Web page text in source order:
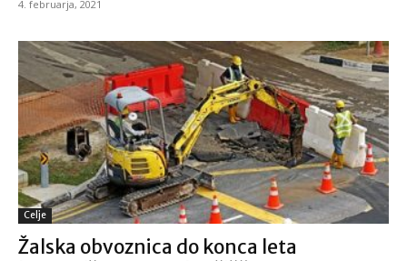
4. februarja, 2021
Celje
Žalska obvoznica do konca leta